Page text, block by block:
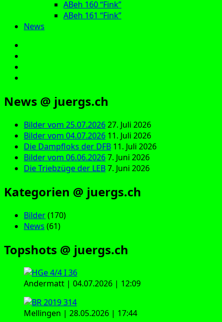
ABeh 160 “Fink”
ABeh 161 “Fink”
News
News @ juergs.ch
Bilder vom 25.07.202627. Juli 2026
Bilder vom 04.07.2026 11. Juli 2026
Die Dampfloks der DFB 11. Juli 2026
Bilder vom 06.06.20267. Juni 2026
Die Triebzüge der LEB7. Juni 2026
Kategorien @ juergs.ch
Bilder(170)
News (61)
Topshots @ juergs.ch
Andermatt | 04.07.2026 | 12:09
Mellingen | 28.05.2026 | 17:44